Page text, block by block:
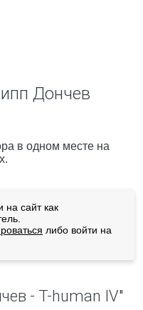
Дончев
в одном месте на
сайт как
либо войти на
- T-human IV"